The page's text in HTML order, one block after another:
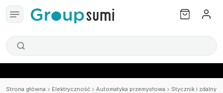
Strona główna Elektryczność Automatyka przemysłowa Stycznik i zdalny